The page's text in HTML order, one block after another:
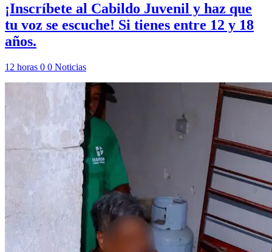
¡Inscríbete al Cabildo Juvenil y haz que
tu voz se escuche! Si tienes entre 12 y 18
años.
12 horas 0 0 Noticias